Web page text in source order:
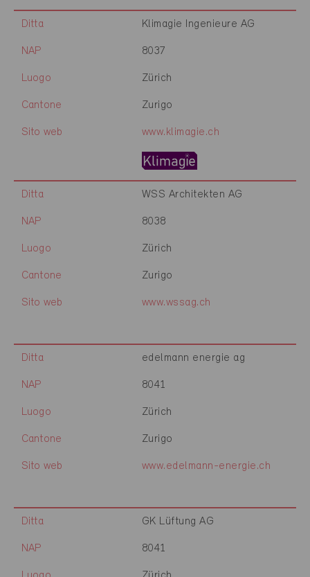
Ditta Klimagie Ingenieure AG
NAP 8037
Luogo Zürich
Cantone Zurigo
Sito web www.klimagie.ch
Ditta WSS Architekten AG
NAP 8038
Luogo Zürich
Cantone Zurigo
Sito web www.wssag.ch
Ditta edelmann energie ag
NAP 8041
Luogo Zürich
Cantone Zurigo
Sito web www.edelmann-energie.ch
Ditta GK Lüftung AG
NAP 8041